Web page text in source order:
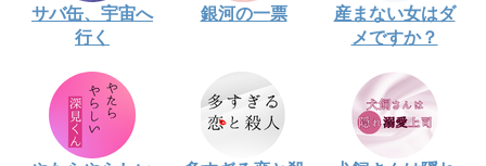
サバ缶、宇宙へ
行く
銀河の一票
産まない女はダ
メですか？